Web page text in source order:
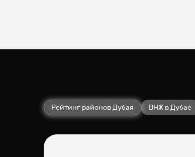
Рейтинг районов Дубая ВНЖ в Дубае